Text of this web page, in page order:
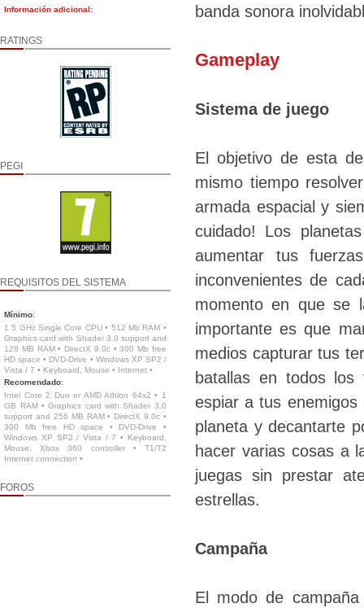
Información adicional:
RATINGS
PEGI
REQUISITOS DEL SISTEMA
Mínimo:
1.5 GHz Single Core CPU • 512 Mb RAM •
Graphics card with Shader 3.0 support and
128 MB RAM • DirectX 9.0c • 300 Mb free
HD space • DVD-Drive • Windows XP SP2 /
Vista / 7 • Keyboard, Mouse • Internet •
Recomendado:
Intel Core 2 Duo or AMD Athlon 64x2 • 1
GB RAM • Graphics card with Shader 3.0
support and 256 MB RAM • DirectX 9.0c •
300 Mb free HD space • DVD-Drive •
Windows XP SP2 / Vista / 7 • Keyboard,
Mouse, Xbox 360 controller • T1/T2
Internet connection •
FOROS
banda sonora
Gameplay
Sistema de juego
El objetivo de esta
mismo tiempo
armada espacial y
cuidado! Los
aumentar tus
inconvenientes de
momento en que se
importante es que
medios capturar tus
batallas en todos los
espiar a tus
planeta y decantarte
hacer varias cosas a
juegas sin prestar
estrellas.
Campaña
El modo de